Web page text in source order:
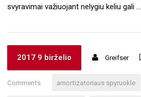
svyravimai važiuojant nelygiu keliu gali …
2017 9 birželio Greifser
Comments amortizatoriaus spyruokle